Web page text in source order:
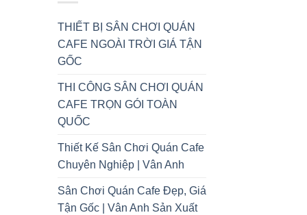
THIẾT BỊ SÂN CHƠI QUÁN
CAFE NGOÀI TRỜI GIÁ TẬN
GỐC
THI CÔNG SÂN CHƠI QUÁN
CAFE TRỌN GÓI TOÀN
QUỐC
Thiết Kế Sân Chơi Quán Cafe
Chuyên Nghiệp | Vân Anh
Sân Chơi Quán Cafe Đẹp, Giá
Tận Gốc | Vân Anh Sản Xuất